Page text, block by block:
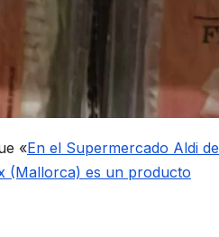
«En el Supermercado Aldi de
(Mallorca) es un producto